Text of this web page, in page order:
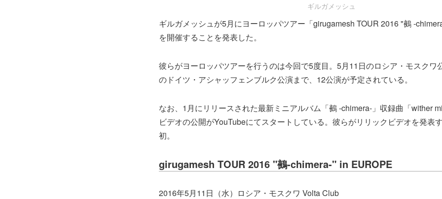
ギルガメッシュ
ギルガメッシュが5月にヨーロッパツアー「girugamesh TOUR 2016 "鵺 -
を開催することを発表した。
彼らがヨーロッパツアーを行うのは今回で5度目。5月11日のロシア・モスクワ
のドイツ・アシャッフェンブルク公演まで、12公演が予定されている。
なお、1月にリリースされた最新ミニアルバム「鵺 -chimera-」収録曲「wither
ビデオの公開がYouTubeにてスタートしている。彼らがリリックビデオを発表
初。
girugamesh TOUR 2016 "鵺-chimera-" in EUROPE
2016年5月11日（水）ロシア・モスクワ Volta Club